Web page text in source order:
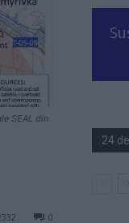
SEAL din
0
24